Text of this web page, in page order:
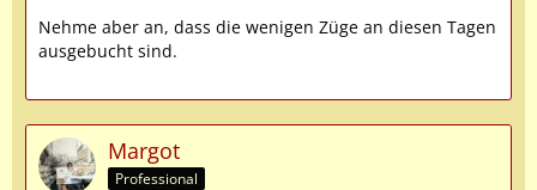
Nehme aber an, dass die wenigen Züge an diesen Tagen
ausgebucht sind.
Margot
Professional